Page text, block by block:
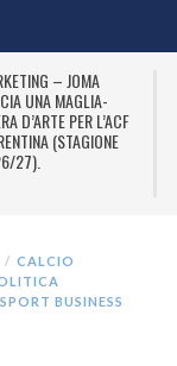
– JOMA
UNA MAGLIA-
D’ARTE PER L’ACF
(STAGIONE
27).
CALCIO
SPORT BUSINESS